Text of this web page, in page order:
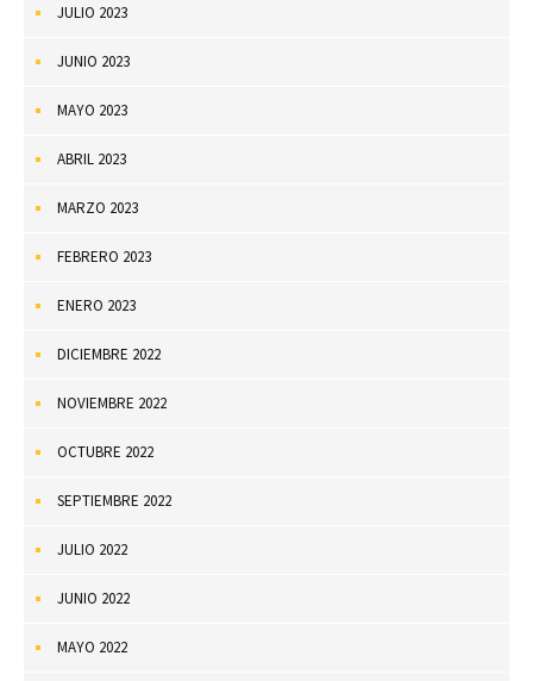
JULIO 2023
JUNIO 2023
MAYO 2023
ABRIL 2023
MARZO 2023
FEBRERO 2023
ENERO 2023
DICIEMBRE 2022
NOVIEMBRE 2022
OCTUBRE 2022
SEPTIEMBRE 2022
JULIO 2022
JUNIO 2022
MAYO 2022